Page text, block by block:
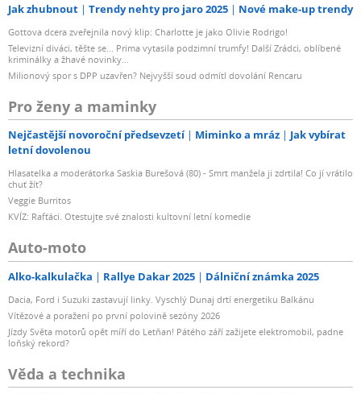
Jak zhubnout Trendy nehty pro jaro 2025 Nové make-up trendy
Gottova dcera zveřejnila nový klip: Charlotte je jako Olivie Rodrigo!
Televizní diváci, těšte se... Prima vytasila podzimní trumfy! Další Zrádci, oblíbené
kriminálky a žhavé novinky...
Milionový spor s DPP uzavřen? Nejvyšší soud odmítl dovolání Rencaru
Pro ženy a maminky
Nejčastější novoroční předsevzetí Miminko a mráz
Jak vybírat
letní dovolenou
Hlasatelka a moderátorka Saskia Burešová (80) - Smrt manžela ji zdrtila! Co jí vrátilo
chuť žít?
Veggie Burritos
KVÍZ: Rafťáci. Otestujte své znalosti kultovní letní komedie
Auto-moto
Alko-kalkulačka Rallye Dakar 2025 Dálniční známka 2025
Dacia, Ford i Suzuki zastavují linky. Vyschlý Dunaj drtí energetiku Balkánu
Vítězové a poražení po první polovině sezóny 2026
Jízdy Světa motorů opět míří do Letňan! Pátého září zažijete elektromobil, padne
loňský rekord?
Věda a technika